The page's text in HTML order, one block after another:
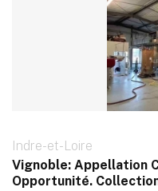
Indre-et-Loire
Vignoble: Appellation
Opportunité.